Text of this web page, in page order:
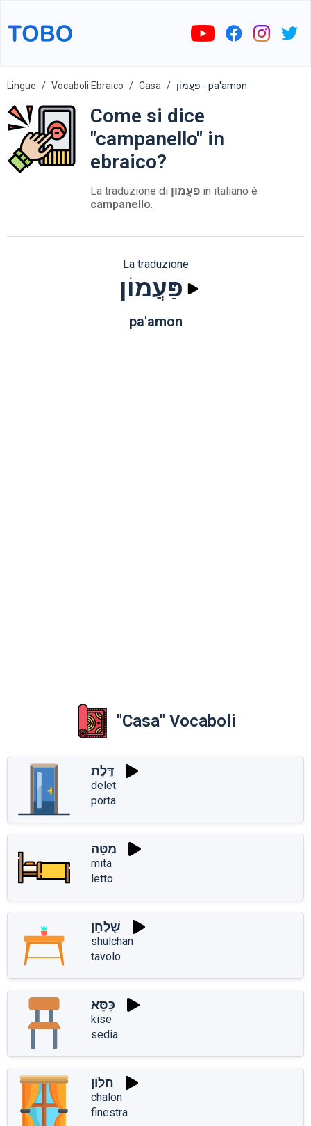
Lingue Vocaboli Ebraico Casa פַּעֲמוֹן - pa'amon
Come si dice
"campanello" in
ebraico?
La traduzione di פַּעֲמוֹן in italiano è
campanello.
La traduzione
פַּעֲמוֹן
pa'amon
"Casa" Vocaboli
דֶּלֶת
delet
porta
מִטָּה
mita
letto
שֻׁלְחָן
shulchan
tavolo
כִּסֵּא
kise
sedia
חַלּוֹן
chalon
finestra